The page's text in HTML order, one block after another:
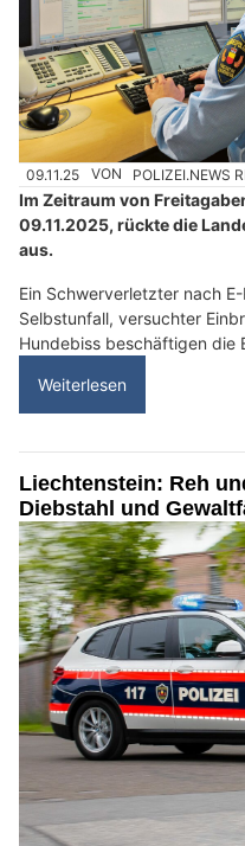
09.11.25 VON POLIZEI.NEWS
Im Zeitraum von
09.11.2025, rückte die
aus.
Ein Schwerverletzter nach
Selbstunfall, versuchter
Hundebiss beschäftigen die
Weiterlesen
Liechtenstein: Reh
Diebstahl und